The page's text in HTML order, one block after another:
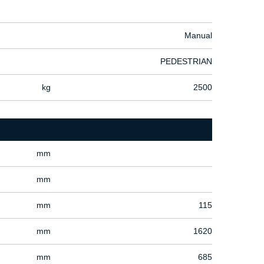
Manual
PEDESTRIAN
kg 2500
mm
mm
mm 115
mm 1620
mm 685